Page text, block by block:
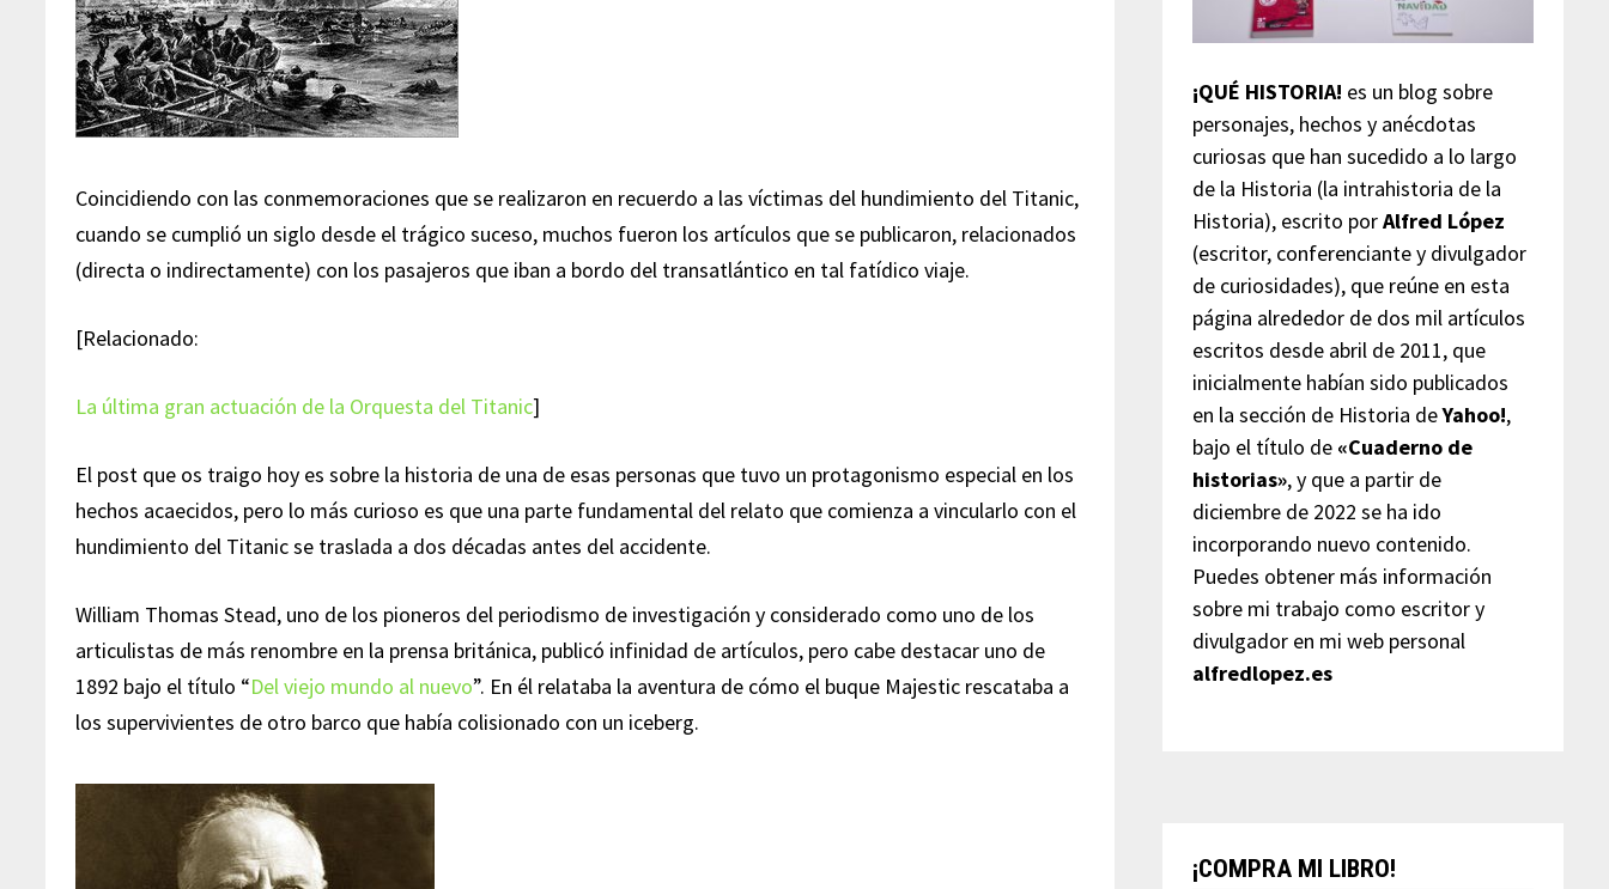
Coincidiendo con las conmemoraciones que se realizaron en recuerdo a las víctimas del hundimiento del Titanic,
cuando se cumplió un siglo desde el trágico suceso, muchos fueron los artículos que se publicaron, relacionados
(directa o indirectamente) con los pasajeros que iban a bordo del transatlántico en tal fatídico viaje.
[Relacionado:
La última gran actuación de la Orquesta del Titanic]
El post que os traigo hoy es sobre la historia de una de esas personas que tuvo un protagonismo especial en los
hechos acaecidos, pero lo más curioso es que una parte fundamental del relato que comienza a vincularlo con el
hundimiento del Titanic se traslada a dos décadas antes del accidente.
William Thomas Stead, uno de los pioneros del periodismo de investigación y considerado como uno de los
articulistas de más renombre en la prensa británica, publicó infinidad de artículos, pero cabe destacar uno de
1892 bajo el título “Del viejo mundo al nuevo”. En él relataba la aventura de cómo el buque Majestic rescataba a
los supervivientes de otro barco que había colisionado con un iceberg.
¡QUÉ HISTORIA! es un blog sobre
personajes, hechos y anécdotas
curiosas que han sucedido a lo largo
de la Historia (la intrahistoria de la
Historia), escrito porAlfred López
(escritor, conferenciante y divulgador
de curiosidades), que reúne en esta
página alrededor de dos mil artículos
escritos desde abril de 2011, que
inicialmente habían sido publicados
en la sección de Historia deYahoo!,
bajo el título de «Cuaderno de
historias», y que a partir de
diciembre de 2022 se ha ido
incorporando nuevo contenido.
Puedes obtener más información
sobre mi trabajo como escritor y
divulgador en mi web personal
alfredlopez.es
¡COMPRA MI LIBRO!